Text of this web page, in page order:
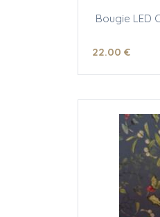
Bougie LED
22.00 €